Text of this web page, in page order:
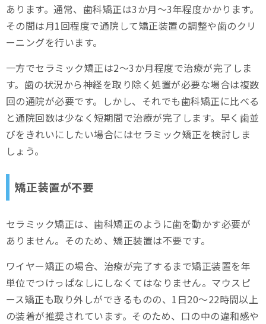
あります。通常、歯科矯正は3か月～3年程度かかります。
その間は月1回程度で通院して矯正装置の調整や歯のクリ
ーニングを行います。
一方でセラミック矯正は2～3か月程度で治療が完了しま
す。歯の状況から神経を取り除く処置が必要な場合は複数
回の通院が必要です。しかし、それでも歯科矯正に比べる
と通院回数は少なく短期間で治療が完了します。早く歯並
びをきれいにしたい場合にはセラミック矯正を検討しま
しょう。
矯正装置が不要
セラミック矯正は、歯科矯正のように歯を動かす必要が
ありません。そのため、矯正装置は不要です。
ワイヤー矯正の場合、治療が完了するまで矯正装置を年
単位でつけっぱなしにしなくてはなりません。マウスピ
ース矯正も取り外しができるものの、1日20～22時間以上
の装着が推奨されています。そのため、口の中の違和感や